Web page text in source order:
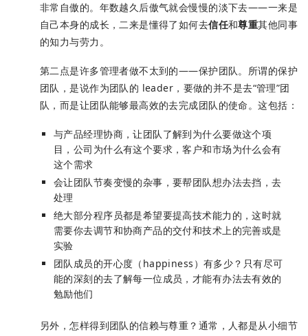
非常自傲的。年数越久后傲气就会慢慢的淡下去——一来是
自己本身的成长，二来是懂得了如何去信任和尊重其他同事
的知力与劳力。
第二点是许多管理者做不太到的——保护团队。所谓的保护
团队，是说作为团队的 leader，要做的并不是去“管理”团
队，而是让团队能够最高效的去完成团队的使命。这包括：
与产品经理协商，让团队了解到为什么要做这个项
目，公司为什么有这个要求，客户和市场为什么会有
这个需求
会让团队节奏变慢的杂事，要帮团队想办法去挡，去
处理
绝大部分程序员都是希望要提高技术能力的，这时就
需要你去调节和协商产品的交付和技术上的完善或是
实验
团队成员的开心度（happiness）有多少？只有尽可
能的深刻的去了解每一位成员，才能有办法去有效的
勉励他们
另外，怎样得到团队的信赖与尊重？通常，人都是从小细节